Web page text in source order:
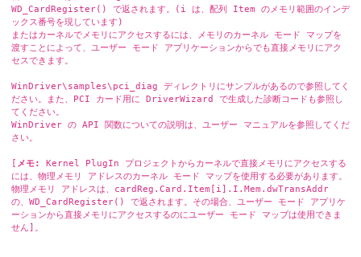
WD_CardRegister() で返されます。(i は、配列 Item のメモリ範囲のインデ
ックス番号を現しています)
またはカーネルでメモリにアクセスするには、メモリのカーネル モード マップを
渡すことによって、ユーザー モード アプリケーションからでも直接メモリにアク
セスできます。
WinDriver\samples\pci_diag ディレクトリにサンプルがあるので参照してく
ださい。また、PCI カード用に DriverWizard で生成した診断コードも参照し
てください。
WinDriver の API 関数についての説明は、ユーザー マニュアルを参照してくだ
さい。
[ メモ:
Kernel PlugIn プロジェクトからカーネルで直接メモリにアクセスする
には、物理メモリ アドレスのカーネル モード マップを使用する必要があります。
物理メモリ アドレスは、cardReg.Card.Item[i].I.Mem.dwTransAddr
の、WD_CardRegister() で返されます。その場合、ユーザー モード アプリケ
ーションから直接メモリにアクセスするのにユーザー モード マップは使用できま
せん]。